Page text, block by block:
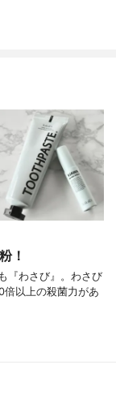
！
『わさび』。わさび
倍以上の殺菌力があ